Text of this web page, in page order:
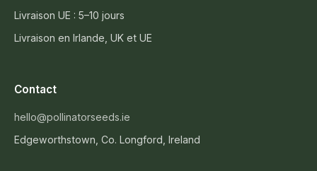
Livraison UE : 5–10 jours
Livraison en Irlande, UK et UE
Contact
hello@pollinatorseeds.ie
Edgeworthstown, Co. Longford, Ireland